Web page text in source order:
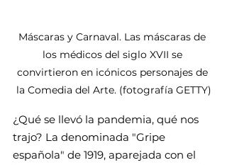
Máscaras y Carnaval. Las máscaras de
los médicos del siglo XVII se
convirtieron en icónicos personajes de
la Comedia del Arte. (fotografía GETTY)
¿Qué se llevó la pandemia, qué nos
trajo? La denominada "Gripe
española" de 1919, aparejada con el